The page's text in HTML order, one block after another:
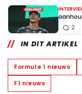
2
IN DIT ARTIKEL
Formule 1 nieuws
F1 nieuws